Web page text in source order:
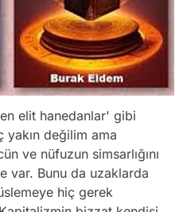
elit hanedanlar' gibi
değilim ama
ve nüfuzun simsarlığını
var. Bunu da uzaklarda
hiç gerek